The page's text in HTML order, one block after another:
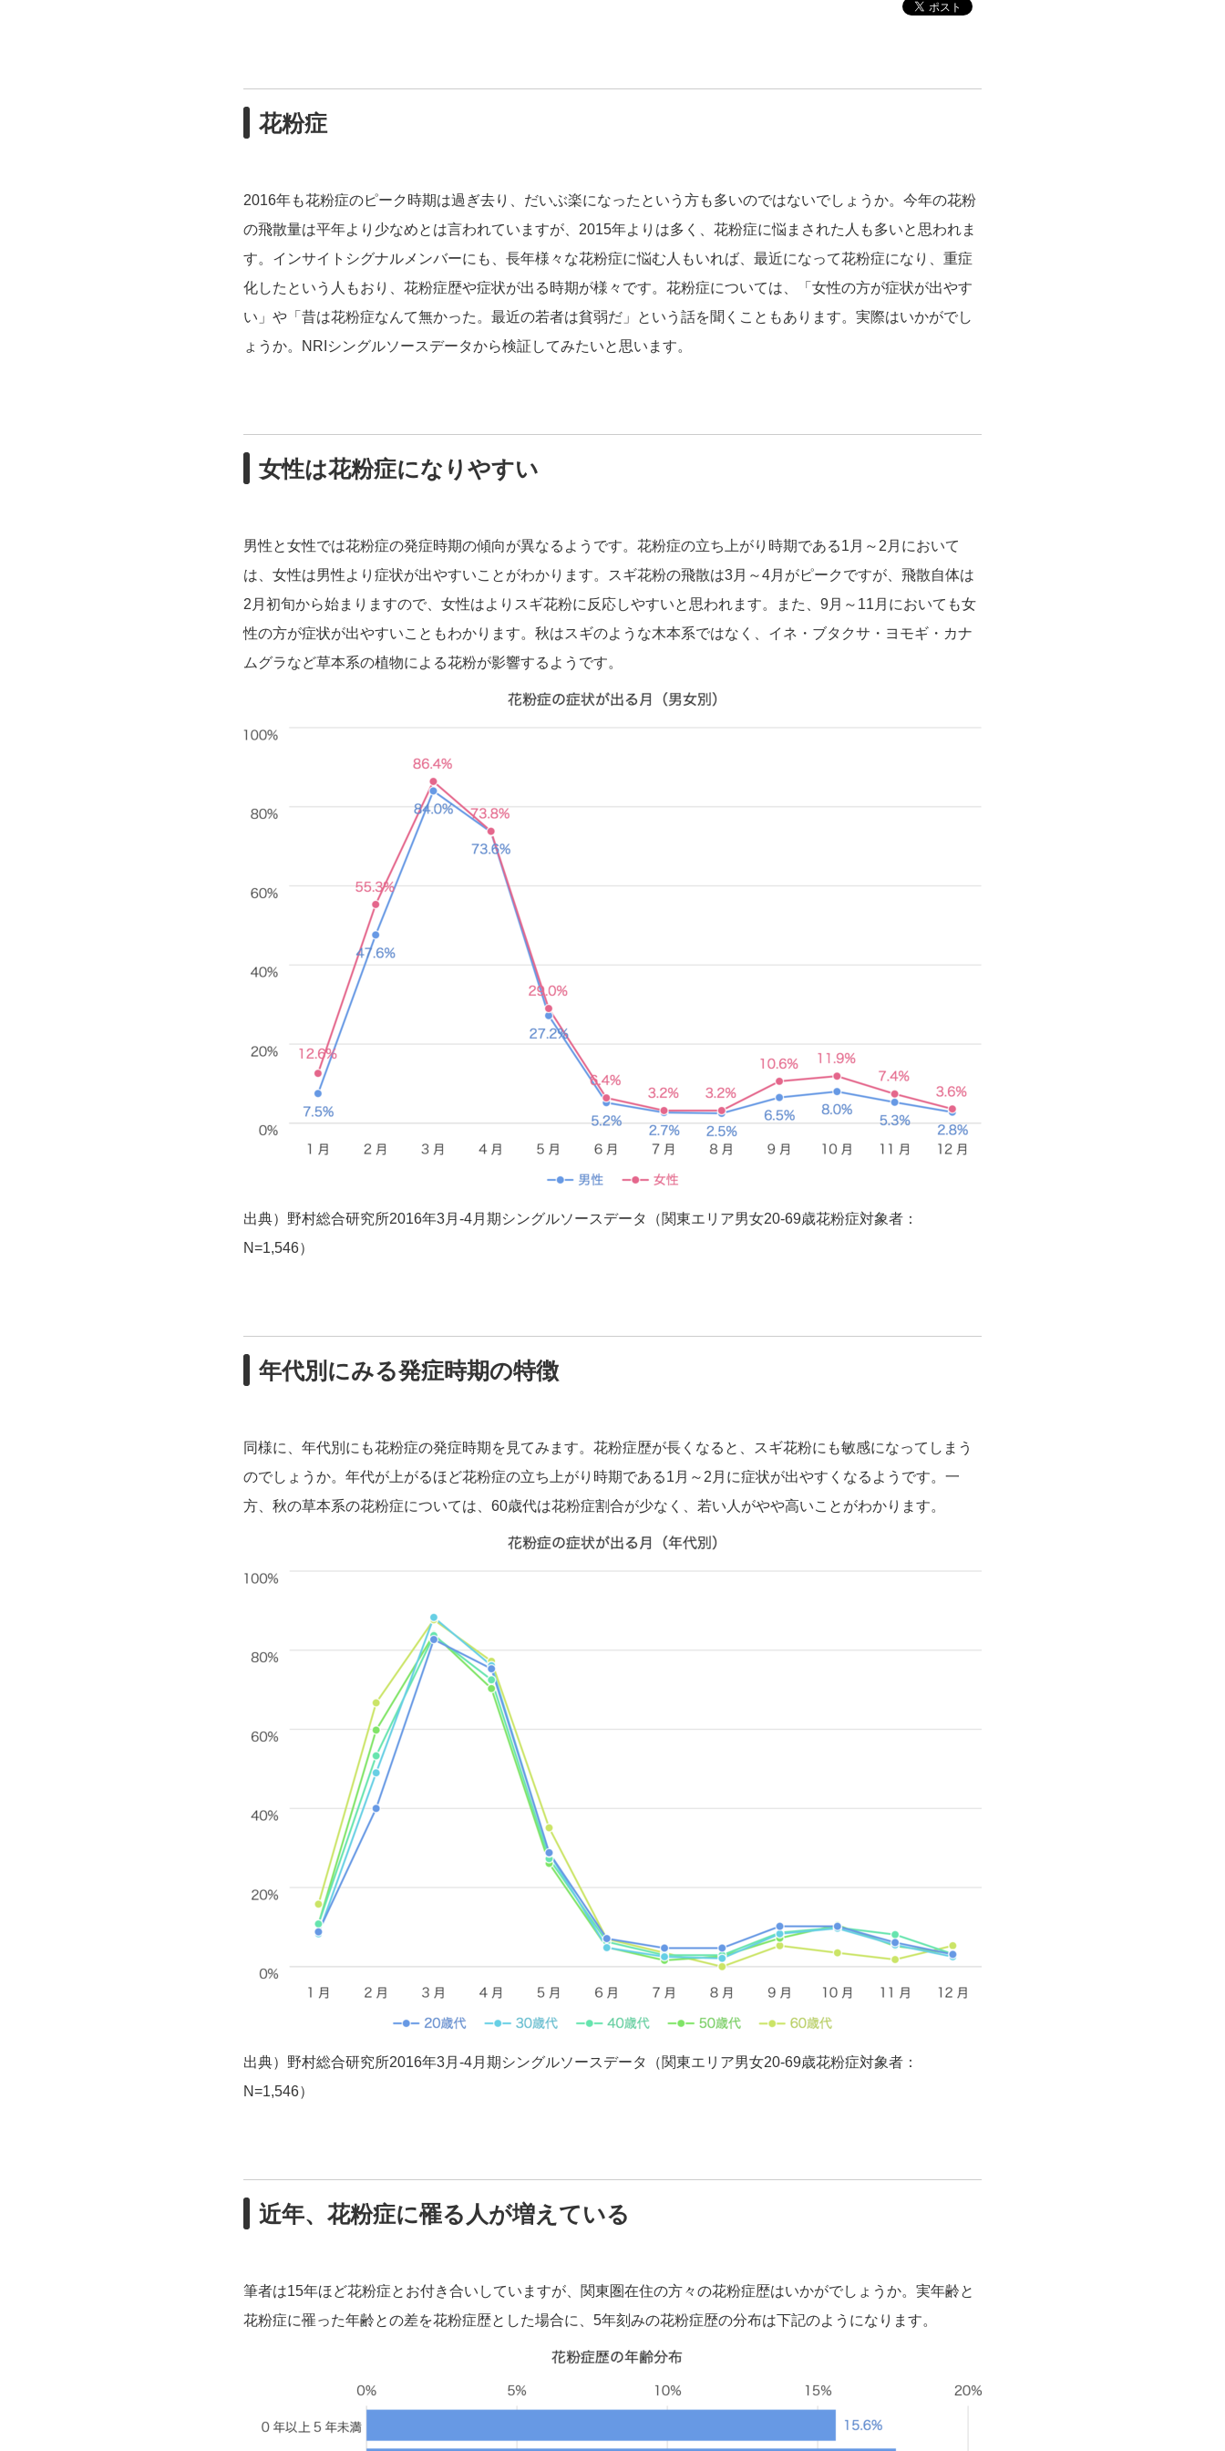
花粉症
2016年も花粉症のピーク時期は過ぎ去り、だいぶ楽になったという方も多いのではないでしょうか。今年の花粉
の飛散量は平年より少なめとは言われていますが、2015年よりは多く、花粉症に悩まされた人も多いと思われま
す。インサイトシグナルメンバーにも、長年様々な花粉症に悩む人もいれば、最近になって花粉症になり、重症
化したという人もおり、花粉症歴や症状が出る時期が様々です。花粉症については、「女性の方が症状が出やす
い」や「昔は花粉症なんて無かった。最近の若者は貧弱だ」という話を聞くこともあります。実際はいかがでし
ょうか。NRIシングルソースデータから検証してみたいと思います。
女性は花粉症になりやすい
男性と女性では花粉症の発症時期の傾向が異なるようです。花粉症の立ち上がり時期である1月～2月において
は、女性は男性より症状が出やすいことがわかります。スギ花粉の飛散は3月～4月がピークですが、飛散自体は
2月初旬から始まりますので、女性はよりスギ花粉に反応しやすいと思われます。また、9月～11月においても女
性の方が症状が出やすいこともわかります。秋はスギのような木本系ではなく、イネ・ブタクサ・ヨモギ・カナ
ムグラなど草本系の植物による花粉が影響するようです。
出典）野村総合研究所2016年3月-4月期シングルソースデータ（関東エリア男女20-69歳花粉症対象者：
N=1,546）
年代別にみる発症時期の特徴
同様に、年代別にも花粉症の発症時期を見てみます。花粉症歴が長くなると、スギ花粉にも敏感になってしまう
のでしょうか。年代が上がるほど花粉症の立ち上がり時期である1月～2月に症状が出やすくなるようです。一
方、秋の草本系の花粉症については、60歳代は花粉症割合が少なく、若い人がやや高いことがわかります。
出典）野村総合研究所2016年3月-4月期シングルソースデータ（関東エリア男女20-69歳花粉症対象者：
N=1,546）
近年、花粉症に罹る人が増えている
筆者は15年ほど花粉症とお付き合いしていますが、関東圏在住の方々の花粉症歴はいかがでしょうか。実年齢と
花粉症に罹った年齢との差を花粉症歴とした場合に、5年刻みの花粉症歴の分布は下記のようになります。